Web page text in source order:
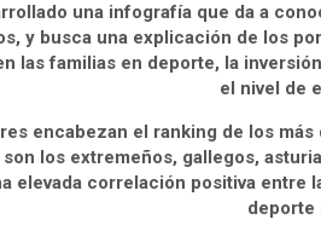
una infografía que da a
y busca una explicación de los
las familias en deporte, la
el nivel de
encabezan el ranking de los
los extremeños, gallegos,
elevada correlación positiva entre
deporte